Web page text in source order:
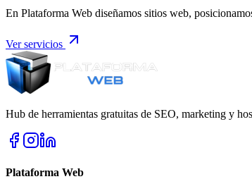
En Plataforma Web diseñamos sitios web,
Ver servicios
Hub de herramientas gratuitas de SEO, marketing y
Plataforma Web